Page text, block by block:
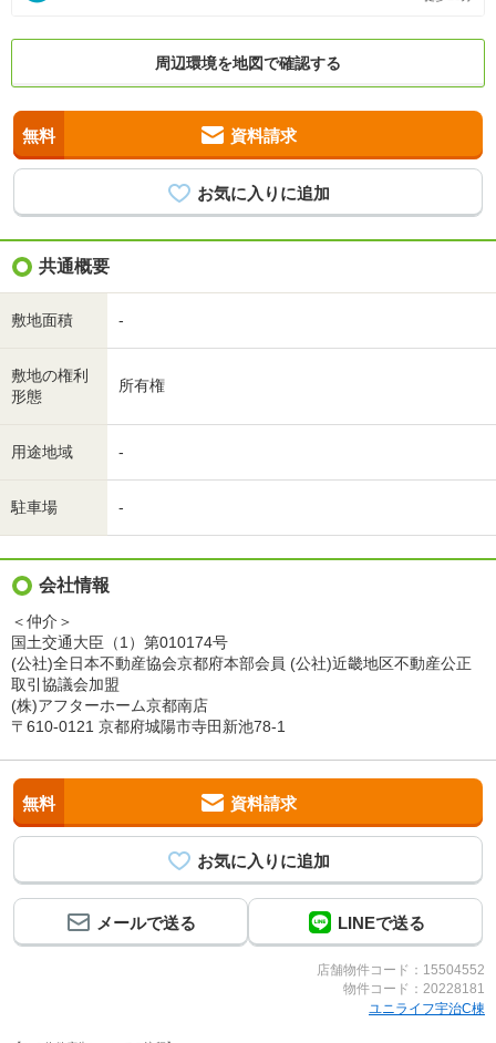
周辺環境を地図で確認する
無料 資料請求
共通概要
敷地面積 -
敷地の権利
形態
所有権
用途地域 -
駐車場 -
会社情報
＜仲介＞
国土交通大臣（1）第010174号
(公社)全日本不動産協会京都府本部会員 (公社)近畿地区不動産公正
取引協議会加盟
(株)アフターホーム京都南店
〒610-0121 京都府城陽市寺田新池78-1
無料 資料請求
メールで送る LINEで送る
店舗物件コード：15504552
物件コード：20228181
ユニライフ宇治C棟